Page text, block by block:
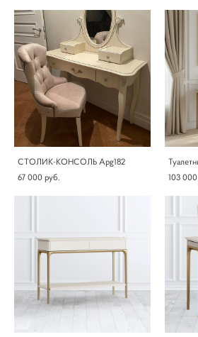
СТОЛИК-КОНСОЛЬ Apg182
67 000 pуб.
103